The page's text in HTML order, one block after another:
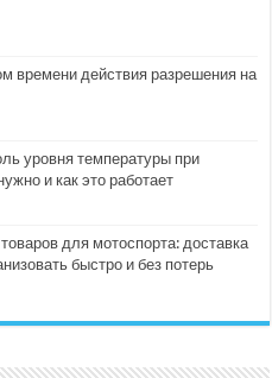
времени действия разрешения на
уровня температуры при
и как это работает
для мотоспорта: доставка
быстро и без потерь